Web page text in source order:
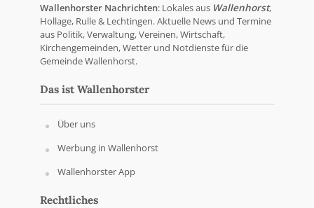
Wallenhorster Nachrichten: Lokales aus Wallenhorst,
Hollage, Rulle & Lechtingen. Aktuelle News und Termine
aus Politik, Verwaltung, Vereinen, Wirtschaft,
Kirchengemeinden, Wetter und Notdienste für die
Gemeinde Wallenhorst.
Das ist Wallenhorster
Über uns
Werbung in Wallenhorst
Wallenhorster App
Rechtliches